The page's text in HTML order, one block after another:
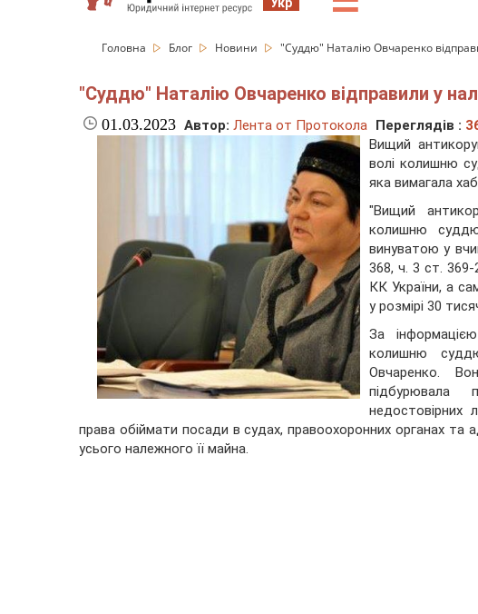
Головна Блог Новини "Суддю" Наталію Овчаренко
"Суддю" Наталію Овчаренко відправили у
01.03.2023 Автор: Лента от Протокола Переглядів :
Вищий
волі колишню
яка вимагала
"Вищий
колишню
винуватою у
368, ч. 3 ст.
КК України, а
у розмірі 30
За
колишню
Овчаренко.
підбурювала
недостовірних
права обіймати посади в судах, правоохоронних органах та
усього належного її майна.